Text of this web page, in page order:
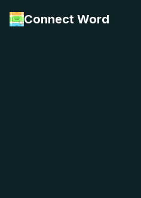
Connect Word